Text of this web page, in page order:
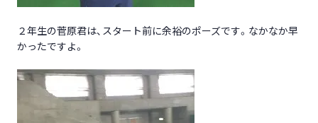
２年生の菅原君は、スタート前に余裕のポーズです。なかなか早
かったですよ。